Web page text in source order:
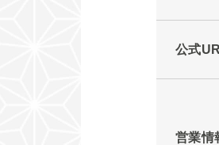
公式
営業情